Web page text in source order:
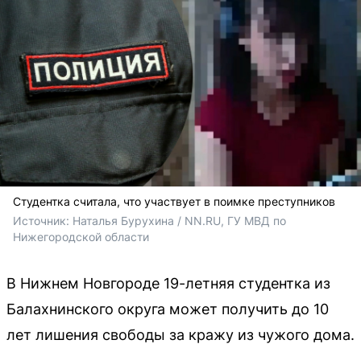
Студентка считала, что участвует в поимке преступников
Источник: Наталья Бурухина / NN.RU, ГУ МВД по
Нижегородской области
В Нижнем Новгороде 19-летняя студентка из
Балахнинского округа может получить до 10
лет лишения свободы за кражу из чужого дома.